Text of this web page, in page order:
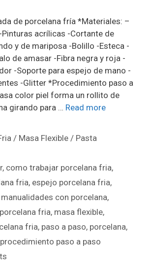
de porcelana fría *Materiales: –
acrílicas -Cortante de
y de mariposa -Bolillo -Esteca -
de amasar -Fibra negra y roja -
-Soporte para espejo de mano -
-Glitter *Procedimiento paso a
color piel forma un rollito de
girando para … Read more
/ Masa Flexible / Pasta
, como trabajar porcelana fria,
fria, espejo porcelana fria,
manualidades con porcelana,
fria, masa flexible,
fria, paso a paso, porcelana,
procedimiento paso a paso